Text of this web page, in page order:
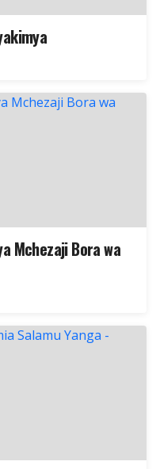
Mchezaji Bora wa